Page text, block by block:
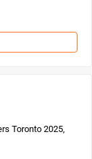
Toronto 2025,